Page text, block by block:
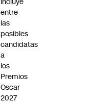
entre
las
posibles
candidatas
a
los
Premios
Oscar
2027